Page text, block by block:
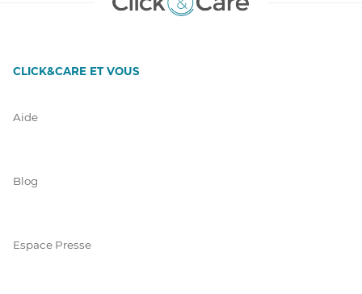
CLICK&CARE ET VOUS
Aide
Blog
Espace Presse